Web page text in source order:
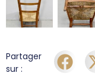
Partager
sur :